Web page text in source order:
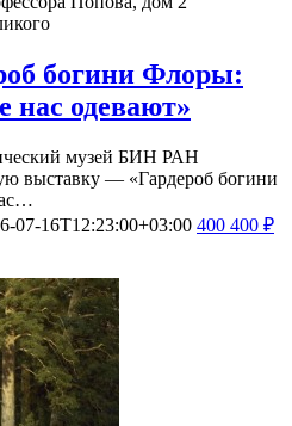
богини Флоры:
нас одевают»
музей БИН РАН
выставку — «Гардероб богини
07-16T12:23:00+03:00 400 400 ₽